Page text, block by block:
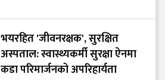
भयरहित 'जीवनरक्षक', सुरक्षित
अस्पताल: स्वास्थ्यकर्मी सुरक्षा ऐनमा
कडा परिमार्जनको अपरिहार्यता